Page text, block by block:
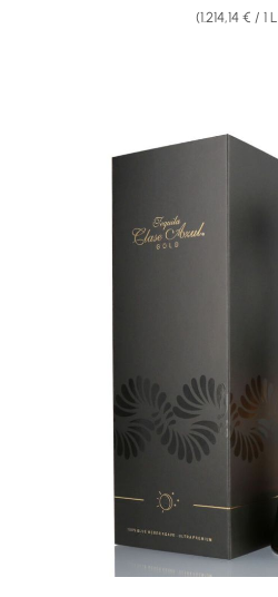
(1.214,14 € / 1